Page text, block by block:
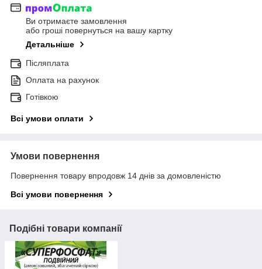
Ви отримаєте замовлення
або гроші повернуться на вашу картку
Детальніше
Післяплата
Оплата на рахунок
Готівкою
Всі умови оплати
Умови повернення
Повернення товару впродовж 14 днів за домовленістю
Всі умови повернення
Подібні товари компанії